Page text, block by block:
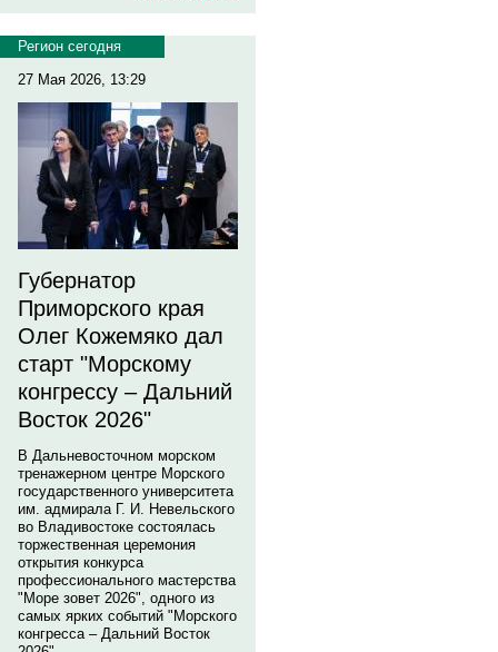
Регион сегодня
27 Мая 2026, 13:29
Губернатор
Приморского края
Олег Кожемяко дал
старт "Морскому
конгрессу – Дальний
Восток 2026"
В Дальневосточном морском
тренажерном центре Морского
государственного университета
им. адмирала Г. И. Невельского
во Владивостоке состоялась
торжественная церемония
открытия конкурса
профессионального мастерства
"Море зовет 2026", одного из
самых ярких событий "Морского
конгресса – Дальний Восток